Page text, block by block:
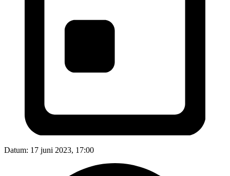
Datum: 17 juni 2023, 17:00